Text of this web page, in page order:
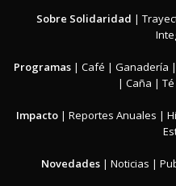
Sobre Solidaridad |
Programas | Café | Ganadería |
| Caña |
Impacto | Reportes Anuales |
Novedades| Noticias |